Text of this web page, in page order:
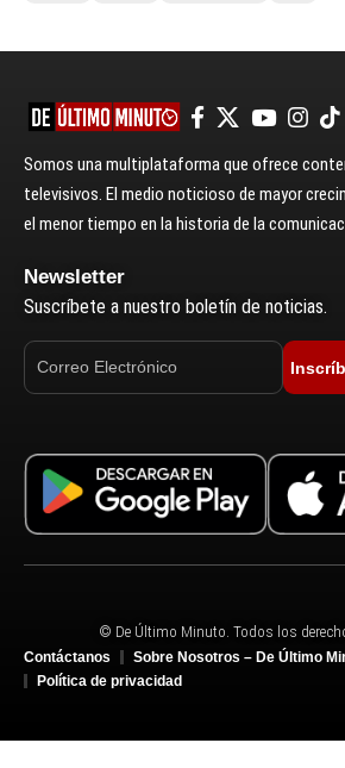
Somos una multiplataforma que ofrece
televisivos. El medio noticioso de mayor
el menor tiempo en la historia de la
Newsletter
Suscríbete a nuestro boletín de noticias.
© De Último Minuto. Todos los
Contáctanos
Sobre Nosotros – De Último
Política de privacidad